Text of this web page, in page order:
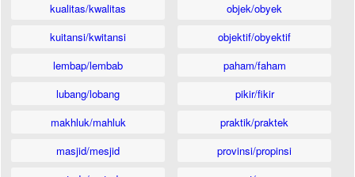
kualitas/kwalitas
kuitansi/kwitansi
lembap/lembab
lubang/lobang
makhluk/mahluk
masjid/mesjid
objek/obyek
objektif/obyektif
paham/faham
pikir/fikir
praktik/praktek
provinsi/propinsi